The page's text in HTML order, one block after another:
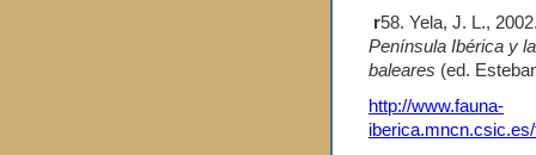
r58. Yela, J. L.,
Península Ibérica y
baleares (ed.
http://www.fauna-